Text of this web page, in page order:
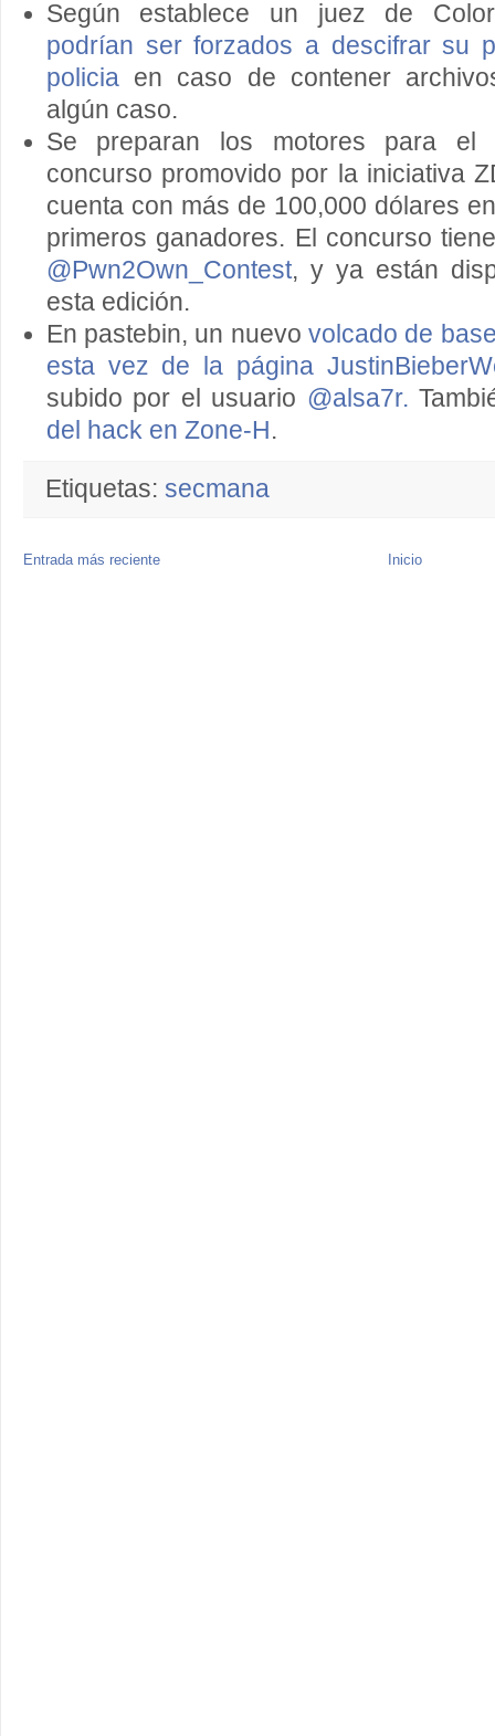
Según establece un juez de
podrían ser forzados a descifrar su
policiaen caso de contener
algún caso.
Se preparan los motores para el
concurso promovido por la iniciativa
cuenta con más de 100,000 dólares
primeros ganadores. El concurso
@Pwn2Own_Contest, y ya están
esta edición.
En pastebin, un nuevovolcado de
esta vez de la página
subido por el usuario @alsa7r.
del hack en Zone-H.
Etiquetas: secmana
Entrada más reciente Inicio